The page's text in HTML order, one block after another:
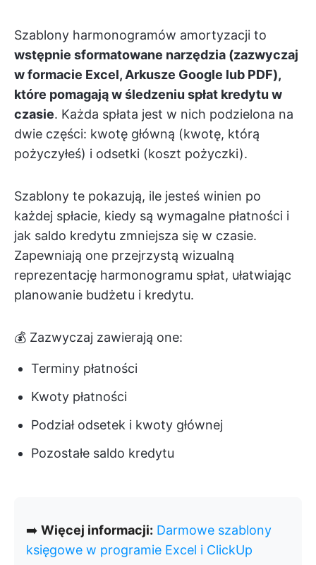
Szablony harmonogramów amortyzacji to
wstępnie sformatowane narzędzia (zazwyczaj
w formacie Excel, Arkusze Google lub PDF),
które pomagają w śledzeniu spłat kredytu w
czasie. Każda spłata jest w nich podzielona na
dwie części: kwotę główną (kwotę, którą
pożyczyłeś) i odsetki (koszt pożyczki).
Szablony te pokazują, ile jesteś winien po
każdej spłacie, kiedy są wymagalne płatności i
jak saldo kredytu zmniejsza się w czasie.
Zapewniają one przejrzystą wizualną
reprezentację harmonogramu spłat, ułatwiając
planowanie budżetu i kredytu.
💰 Zazwyczaj zawierają one:
Terminy płatności
Kwoty płatności
Podział odsetek i kwoty głównej
Pozostałe saldo kredytu
➡️ Więcej informacji: Darmowe szablony
księgowe w programie Excel i ClickUp